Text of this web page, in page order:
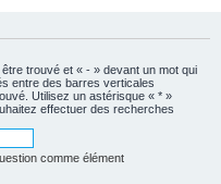
trouvé et « - » devant un mot qui
entre des barres verticales
Utilisez un astérisque « * »
effectuer des recherches
comme élément